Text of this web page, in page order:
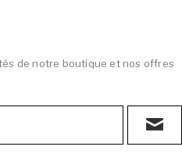
de notre boutique et nos offres